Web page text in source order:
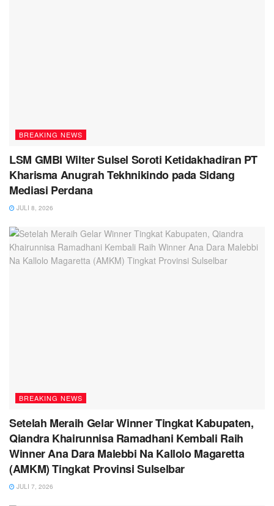
BREAKING NEWS
LSM GMBI Wilter Sulsel Soroti Ketidakhadiran PT
Kharisma Anugrah Tekhnikindo pada Sidang
Mediasi Perdana
JULI 8, 2026
BREAKING NEWS
Setelah Meraih Gelar Winner Tingkat Kabupaten,
Qiandra Khairunnisa Ramadhani Kembali Raih
Winner Ana Dara Malebbi Na Kallolo Magaretta
(AMKM) Tingkat Provinsi Sulselbar
JULI 7, 2026